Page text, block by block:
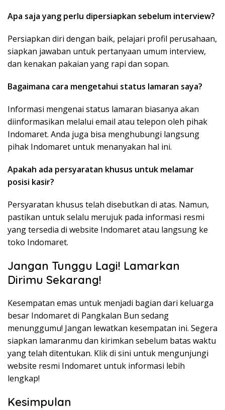
Apa saja yang perlu dipersiapkan sebelum interview?
Persiapkan diri dengan baik, pelajari profil perusahaan,
siapkan jawaban untuk pertanyaan umum interview,
dan kenakan pakaian yang rapi dan sopan.
Bagaimana cara mengetahui status lamaran saya?
Informasi mengenai status lamaran biasanya akan
diinformasikan melalui email atau telepon oleh pihak
Indomaret. Anda juga bisa menghubungi langsung
pihak Indomaret untuk menanyakan hal ini.
Apakah ada persyaratan khusus untuk melamar
posisi kasir?
Persyaratan khusus telah disebutkan di atas. Namun,
pastikan untuk selalu merujuk pada informasi resmi
yang tersedia di website Indomaret atau langsung ke
toko Indomaret.
Jangan Tunggu Lagi! Lamarkan
Dirimu Sekarang!
Kesempatan emas untuk menjadi bagian dari keluarga
besar Indomaret di Pangkalan Bun sedang
menunggumu! Jangan lewatkan kesempatan ini. Segera
siapkan lamaranmu dan kirimkan sebelum batas waktu
yang telah ditentukan. Klik di sini untuk mengunjungi
website resmi Indomaret untuk informasi lebih
lengkap!
Kesimpulan